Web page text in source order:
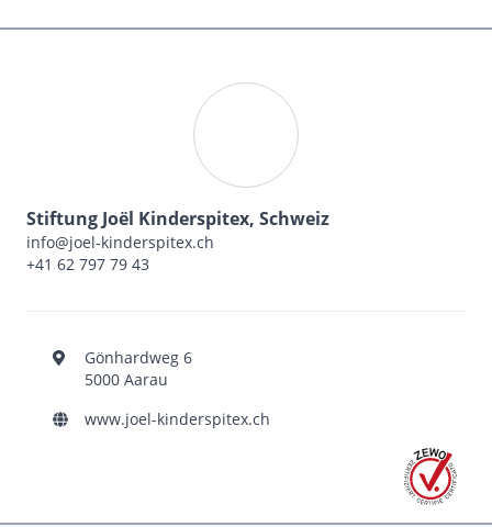
Stiftung Joël Kinderspitex, Schweiz
info@joel-kinderspitex.ch
+41 62 797 79 43
Gönhardweg 6
5000 Aarau
www.joel-kinderspitex.ch